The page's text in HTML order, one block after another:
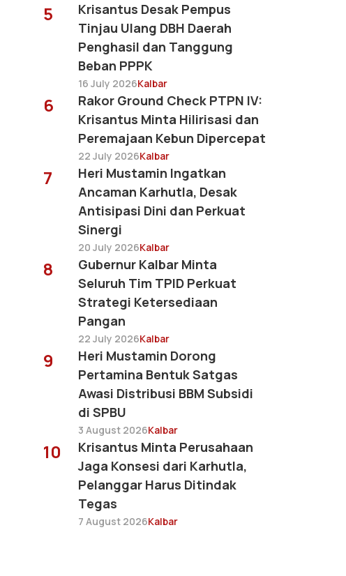
5
Krisantus Desak Pempus
Tinjau Ulang DBH Daerah
Penghasil dan Tanggung
Beban PPPK
16 July 2026Kalbar
6
Rakor Ground Check PTPN IV:
Krisantus Minta Hilirisasi dan
Peremajaan Kebun Dipercepat
22 July 2026Kalbar
7
Heri Mustamin Ingatkan
Ancaman Karhutla, Desak
Antisipasi Dini dan Perkuat
Sinergi
20 July 2026Kalbar
8
Gubernur Kalbar Minta
Seluruh Tim TPID Perkuat
Strategi Ketersediaan
Pangan
22 July 2026Kalbar
9
Heri Mustamin Dorong
Pertamina Bentuk Satgas
Awasi Distribusi BBM Subsidi
di SPBU
3 August 2026Kalbar
10
Krisantus Minta Perusahaan
Jaga Konsesi dari Karhutla,
Pelanggar Harus Ditindak
Tegas
7 August 2026Kalbar